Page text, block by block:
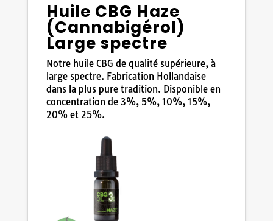
Huile CBG Haze
(Cannabigérol)
Large spectre
Notre huile CBG de qualité supérieure, à
large spectre. Fabrication Hollandaise
dans la plus pure tradition. Disponible en
concentration de 3%, 5%, 10%, 15%,
20% et 25%.